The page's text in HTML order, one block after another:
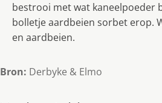
bestrooi met wat kaneelpoeder
bolletje aardbeien sorbet erop.
en aardbeien.
Bron: Derbyke & Elmo